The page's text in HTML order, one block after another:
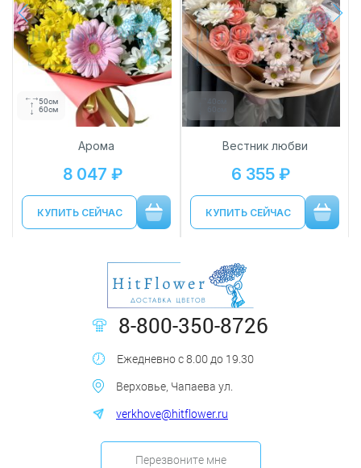
prev next
50см
60см
Арома
8 047 ₽
КУПИТЬ СЕЙЧАС
40см
Вестник любви
6 355 ₽
КУПИТЬ СЕЙЧАС
8-800-350-8726
Ежедневно с 8.00 до 19.30
Верховье, Чапаева ул.
verkhove@hitflower.ru
Перезвоните мне